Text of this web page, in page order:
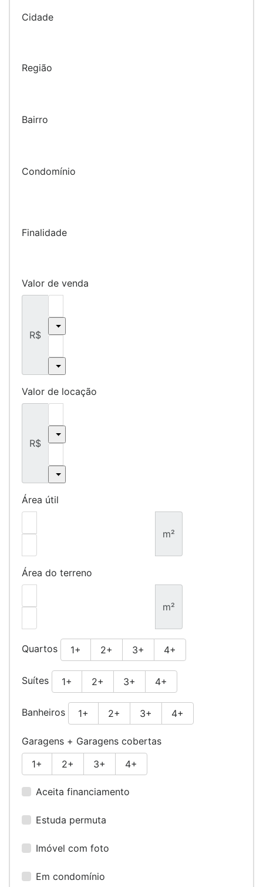
Cidade
Região
Bairro
Condomínio
Finalidade
Valor de venda
R$
Valor de locação
R$
Área útil
m²
Área do terreno
m²
Quartos 1+ 2+ 3+ 4+
Suítes 1+ 2+ 3+ 4+
Banheiros 1+ 2+ 3+ 4+
Garagens + Garagens cobertas
1+
2+ 3+ 4+
Aceita financiamento
Estuda permuta
Imóvel com foto
Em condomínio